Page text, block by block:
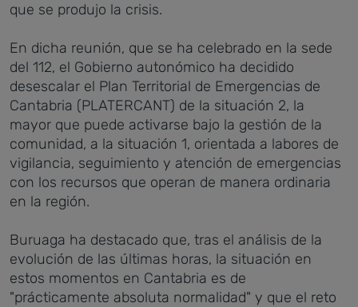
que se produjo la crisis.
En dicha reunión, que se ha celebrado en la sede
del 112, el Gobierno autonómico ha decidido
desescalar el Plan Territorial de Emergencias de
Cantabria (PLATERCANT) de la situación 2, la
mayor que puede activarse bajo la gestión de la
comunidad, a la situación 1, orientada a labores de
vigilancia, seguimiento y atención de emergencias
con los recursos que operan de manera ordinaria
en la región.
Buruaga ha destacado que, tras el análisis de la
evolución de las últimas horas, la situación en
estos momentos en Cantabria es de
"prácticamente absoluta normalidad" y que el reto